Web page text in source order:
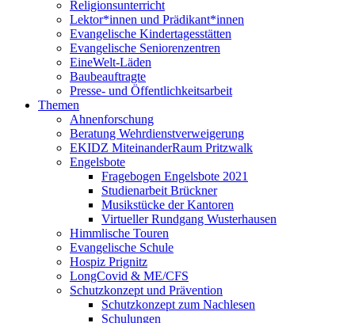
Religionsunterricht
Lektor*innen und Prädikant*innen
Evangelische Kindertagesstätten
Evangelische Seniorenzentren
EineWelt-Läden
Baubeauftragte
Presse- und Öffentlichkeitsarbeit
Themen
Ahnenforschung
Beratung Wehrdienstverweigerung
EKIDZ MiteinanderRaum Pritzwalk
Engelsbote
Fragebogen Engelsbote 2021
Studienarbeit Brückner
Musikstücke der Kantoren
Virtueller Rundgang Wusterhausen
Himmlische Touren
Evangelische Schule
Hospiz Prignitz
LongCovid & ME/CFS
Schutzkonzept und Prävention
Schutzkonzept zum Nachlesen
Schulungen